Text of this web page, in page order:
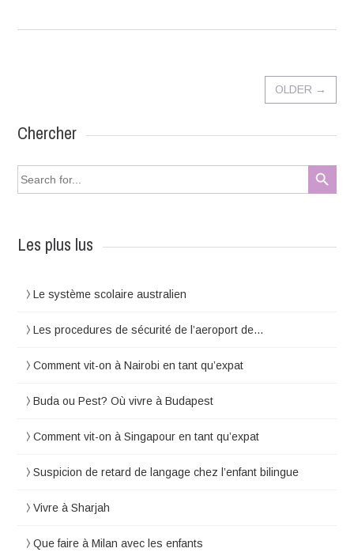
OLDER →
Chercher
Search
for:
Search Button
Les plus lus
Le système scolaire australien
Les procedures de sécurité de l’aeroport de…
Comment vit-on à Nairobi en tant qu’expat
Buda ou Pest? Où vivre à Budapest
Comment vit-on à Singapour en tant qu’expat
Suspicion de retard de langage chez l’enfant bilingue
Vivre à Sharjah
Que faire à Milan avec les enfants